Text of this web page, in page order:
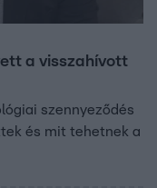
a visszahívott
szennyeződés
és mit tehetnek a